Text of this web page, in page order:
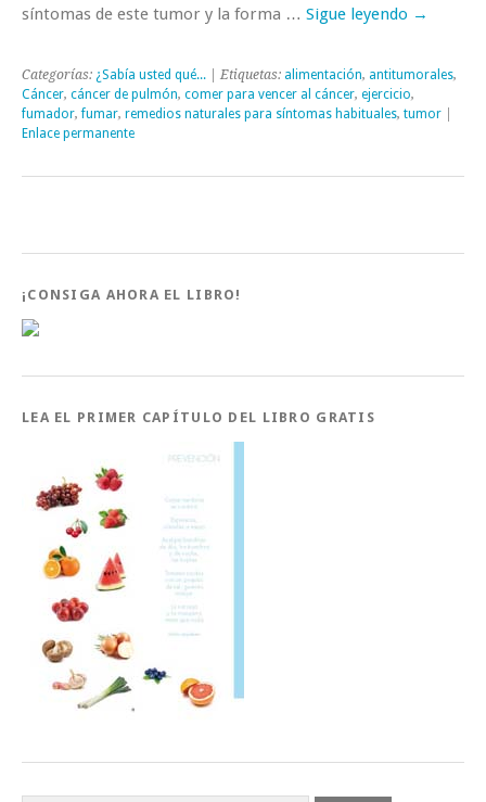
síntomas de este tumor y la forma … Sigue leyendo →
Categorías: ¿Sabía usted qué... | Etiquetas: alimentación, antitumorales,
Cáncer, cáncer de pulmón, comer para vencer al cáncer, ejercicio,
fumador,fumar, remedios naturales para síntomas habituales, tumor
Enlace permanente
¡CONSIGA AHORA EL LIBRO!
LEA EL PRIMER CAPÍTULO DEL LIBRO GRATIS